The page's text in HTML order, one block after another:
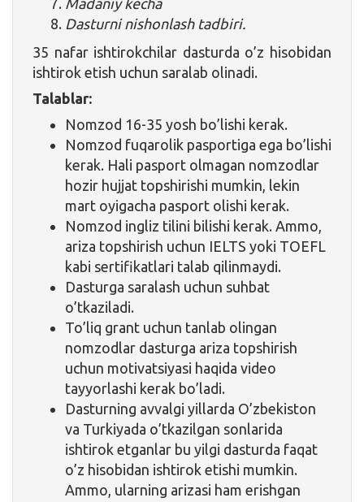
Dasturni nishonlash tadbiri.
35 nafar ishtirokchilar dasturda o’z hisobidan
ishtirok etish uchun saralab olinadi.
Talablar:
Nomzod 16-35 yosh bo’lishi kerak.
Nomzod fuqarolik pasportiga ega bo’lishi
kerak. Hali pasport olmagan nomzodlar
hozir hujjat topshirishi mumkin, lekin
mart oyigacha pasport olishi kerak.
Nomzod ingliz tilini bilishi kerak. Ammo,
ariza topshirish uchun IELTS yoki TOEFL
kabi sertifikatlari talab qilinmaydi.
Dasturga saralash uchun suhbat
o’tkaziladi.
To’liq grant uchun tanlab olingan
nomzodlar dasturga ariza topshirish
uchun motivatsiyasi haqida video
tayyorlashi kerak bo’ladi.
Dasturning avvalgi yillarda O’zbekiston
va Turkiyada o’tkazilgan sonlarida
ishtirok etganlar bu yilgi dasturda faqat
o’z hisobidan ishtirok etishi mumkin.
Ammo, ularning arizasi ham erishgan